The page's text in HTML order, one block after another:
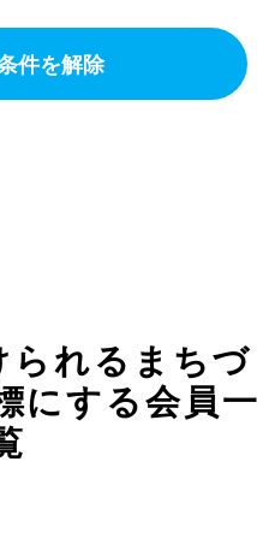
件を解除
られるまちづ
にする会員